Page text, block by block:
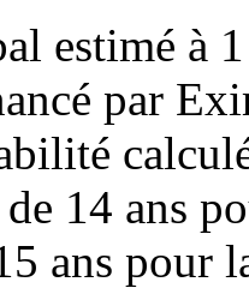
estimé à
par
14 ans
ans pour